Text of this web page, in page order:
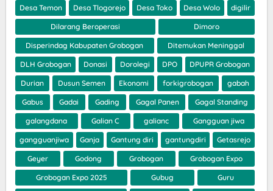
Desa Temon Desa Tlogorejo Desa Toko Desa Wolo digilir
Dilarang Beroperasi Dimoro
Disperindag Kabupaten Grobogan Ditemukan Meninggal
DLH Grobogan Donasi Dorolegi DPO DPUPR Grobogan
Durian Dusun Semen Ekonomi forkigrobogan gabah
Gabus Gadai Gading Gagal Panen Gagal Standing
galangdana Galian C galianc Gangguan jiwa
gangguanjiwa Ganja Gantung diri gantungdiri Getasrejo
Geyer Godong Grobogan Grobogan Expo
Grobogan Expo 2025 Gubug Guru